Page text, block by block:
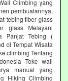
Climbing yang
pembuatannya,
tebing fiber glass
glass Melayani
Panjat Tebing (
di Tempat Wisata
Tentang
Toke wall
manual yang
Hiking Climbing